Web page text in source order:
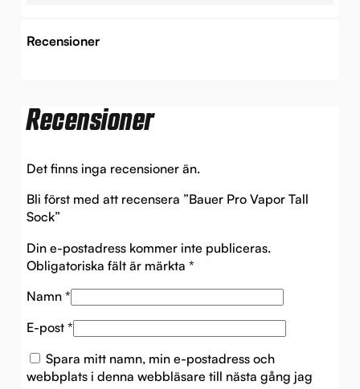
Recensioner
Recensioner
Det finns inga recensioner än.
Bli först med att recensera ”Bauer Pro Vapor Tall
Sock”
Din e-postadress kommer inte publiceras.
Obligatoriska fält är märkta *
Namn *
E-post *
Spara mitt namn, min e-postadress och
webbplats i denna webbläsare till nästa gång jag